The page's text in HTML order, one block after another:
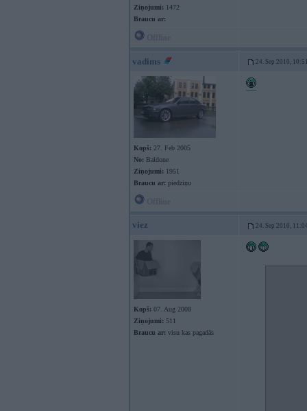
Ziņojumi: 1472
Braucu ar:
vadims 24. Sep 2010,
Kopš: 27. Feb 2005
No: Baldone
Ziņojumi: 1951
Braucu ar: piedziņu
viez 24. Sep 2010,
Kopš: 07. Aug 2008
Ziņojumi: 511
Braucu ar: visu kas pagadās